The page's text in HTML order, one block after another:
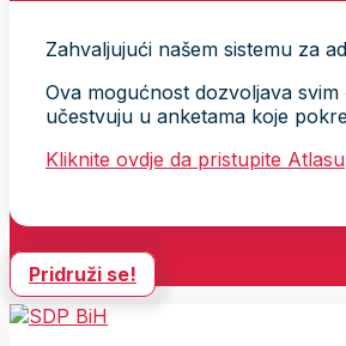
Zahvaljujući našem sistemu za
Ova mogućnost dozvoljava
učestvuju u anketama koje
Kliknite ovdje da pristupite Atlasu
Pridruži se!